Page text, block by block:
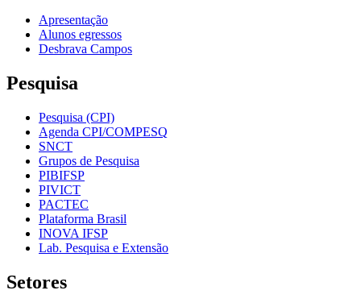
Apresentação
Alunos egressos
Desbrava Campos
Pesquisa
Pesquisa (CPI)
Agenda CPI/COMPESQ
SNCT
Grupos de Pesquisa
PIBIFSP
PIVICT
PACTEC
Plataforma Brasil
INOVA IFSP
Lab. Pesquisa e Extensão
Setores